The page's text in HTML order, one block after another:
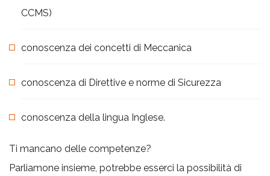
CCMS)
conoscenza dei concetti di Meccanica
conoscenza di Direttive e norme di Sicurezza
conoscenza della lingua Inglese.
Ti mancano delle competenze?
Parliamone insieme, potrebbe esserci la possibilità di